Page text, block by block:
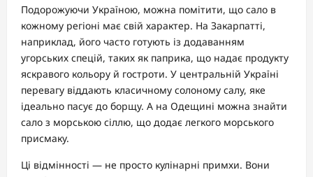
Подорожуючи Україною, можна помітити, що сало в
кожному регіоні має свій характер. На Закарпатті,
наприклад, його часто готують із додаванням
угорських спецій, таких як паприка, що надає продукту
яскравого кольору й гостроти. У центральній Україні
перевагу віддають класичному солоному салу, яке
ідеально пасує до борщу. А на Одещині можна знайти
сало з морською сіллю, що додає легкого морського
присмаку.
Ці відмінності — не просто кулінарні примхи. Вони